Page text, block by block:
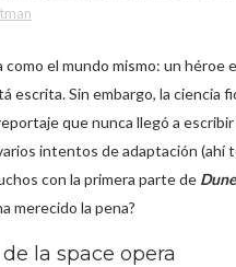
el mundo mismo: un
escrita. Sin embargo, la ciencia
que nunca llegó a escribir
intentos de adaptación (ahí
con la primera parte de Dune
merecido la pena?
la space opera